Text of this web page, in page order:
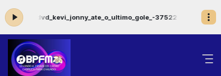
3752290121122109860